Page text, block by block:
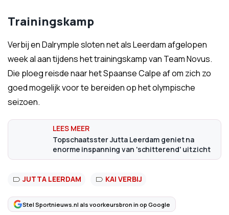
Trainingskamp
Verbij en Dalrymple sloten net als Leerdam afgelopen
week al aan tijdens het trainingskamp van Team Novus.
Die ploeg reisde naar het Spaanse Calpe af om zich zo
goed mogelijk voor te bereiden op het olympische
seizoen.
Topschaatsster Jutta Leerdam geniet na
enorme inspanning van 'schitterend' uitzicht
JUTTA LEERDAM KAI VERBIJ
Stel Sportnieuws.nl als voorkeursbron in op Google